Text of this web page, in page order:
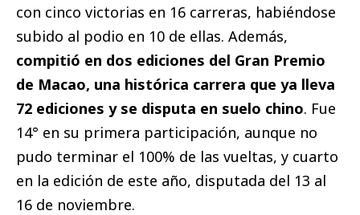
con cinco victorias en 16 carreras, habiéndose
subido al podio en 10 de ellas. Además,
compitió en dos ediciones del Gran Premio
de Macao, una histórica carrera que ya lleva
72 ediciones y se disputa en suelo chino. Fue
14° en su primera participación, aunque no
pudo terminar el 100% de las vueltas, y cuarto
en la edición de este año, disputada del 13 al
16 de noviembre.